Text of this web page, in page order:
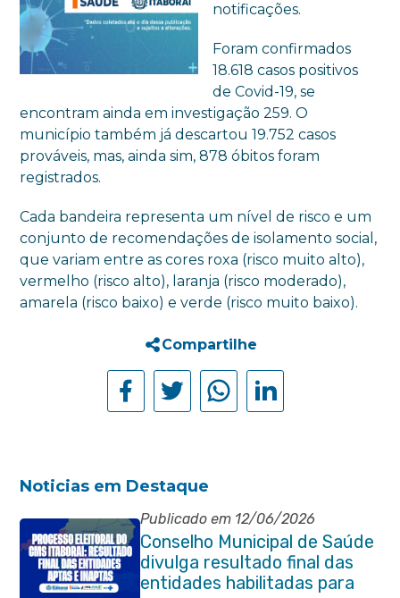
notificações.
Foram confirmados
18.618 casos positivos
de Covid-19, se
encontram ainda em investigação 259. O
município também já descartou 19.752 casos
prováveis, mas, ainda sim, 878 óbitos foram
registrados.
Cada bandeira representa um nível de risco e um
conjunto de recomendações de isolamento social,
que variam entre as cores roxa (risco muito alto),
vermelho (risco alto), laranja (risco moderado),
amarela (risco baixo) e verde (risco muito baixo).
Compartilhe
Noticias em Destaque
Publicado em 12/06/2026
Conselho Municipal de Saúde
divulga resultado final das
entidades habilitadas para